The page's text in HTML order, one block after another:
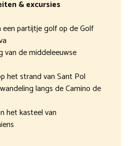
& excursies
een partijtje golf op de Golf
van de middeleeuwse
het strand van Sant Pol
langs de Camino de
het kasteel van